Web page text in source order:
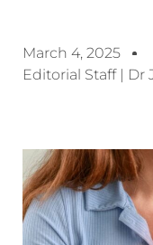
March 4, 2025
Editorial Staff | Dr